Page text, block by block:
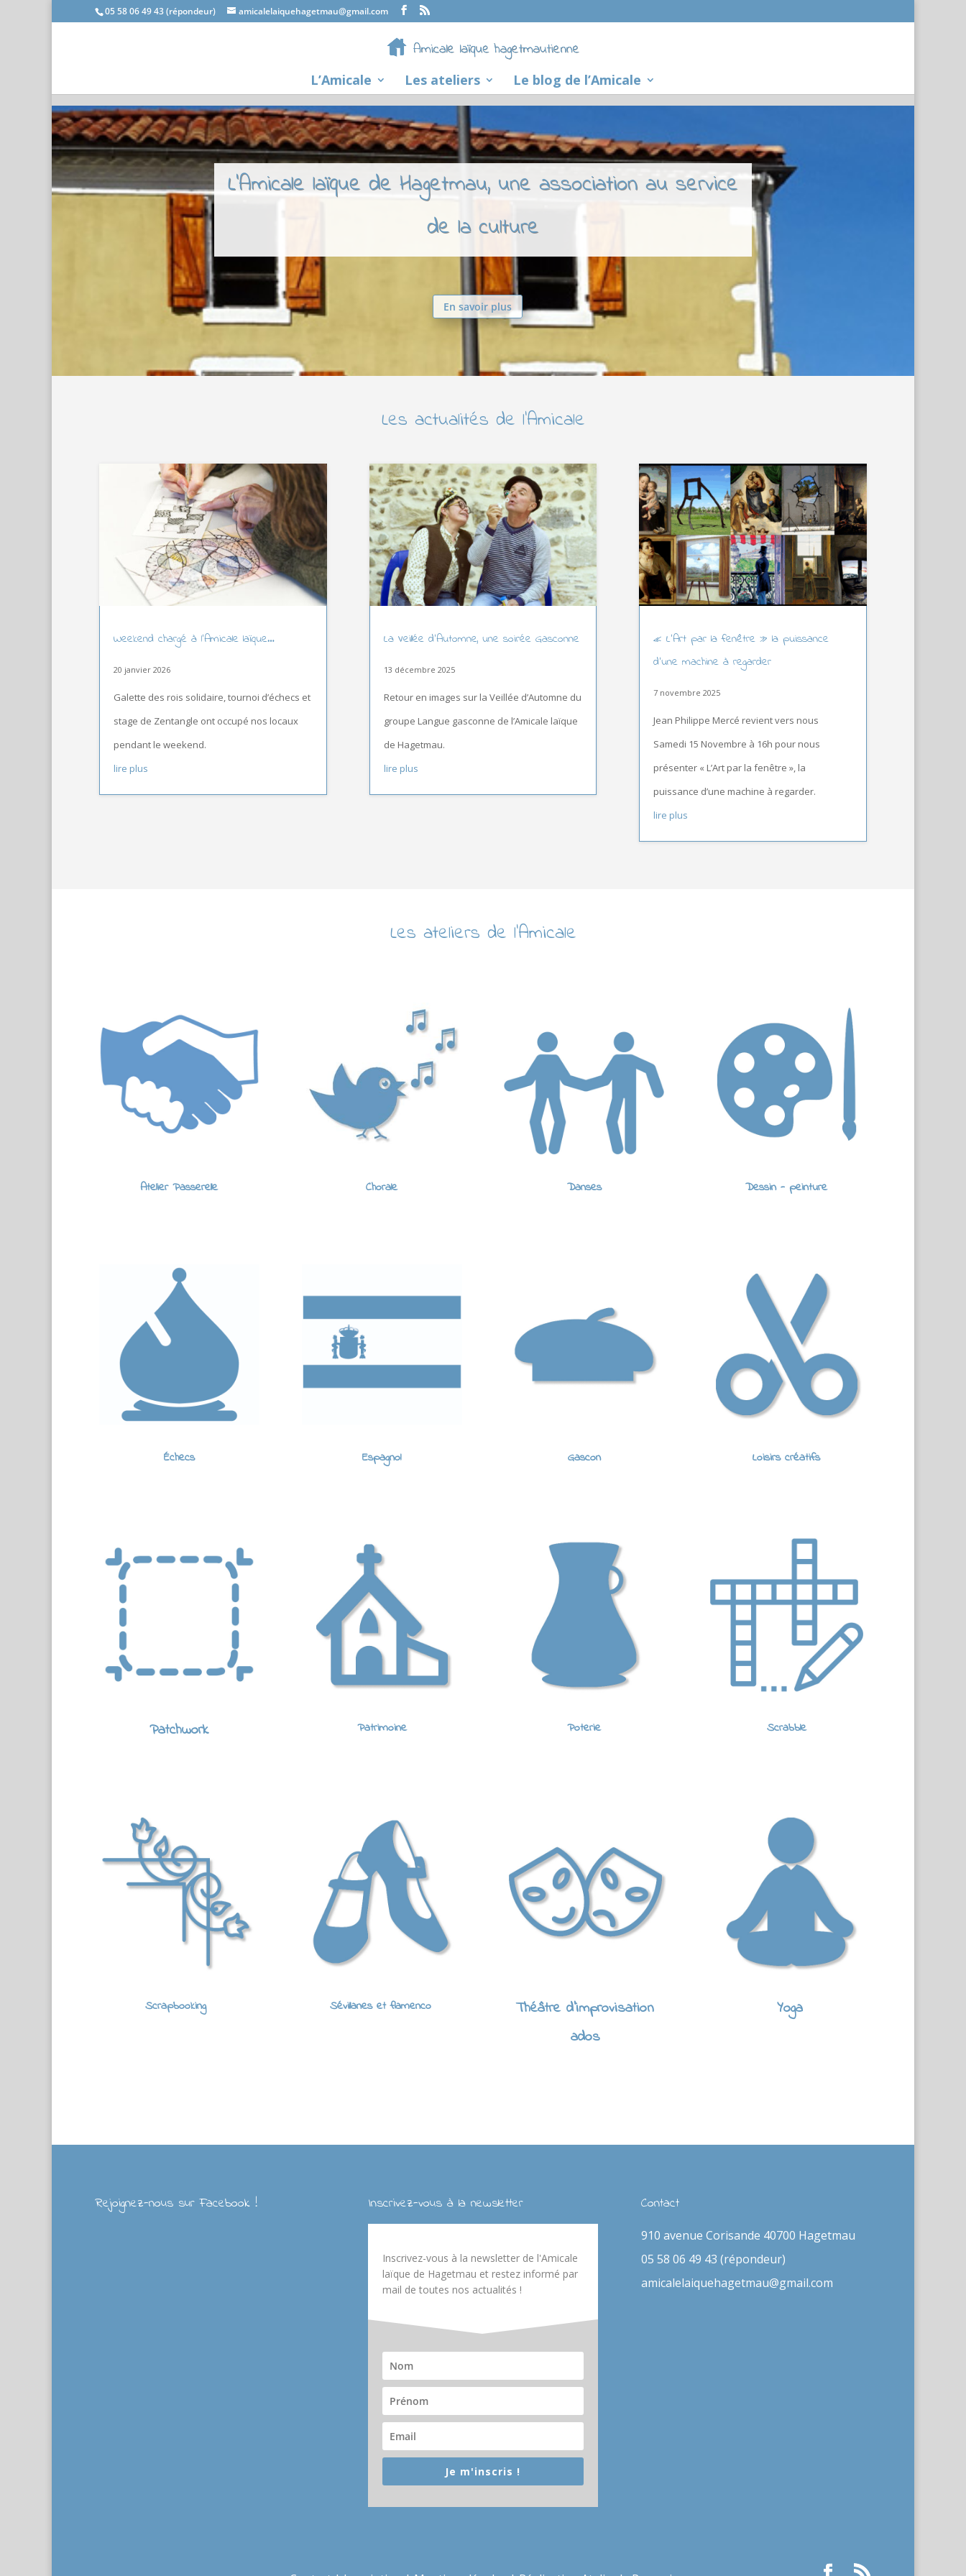
05 58 06 49 43 (répondeur) amicalelaiquehagetmau@gmail.com
L’Amicale Les ateliers Le blog de l’Amicale
L'Amicale laïque de Hagetmau, une association au service
de la culture
En savoir plus
Les actualités de l’Amicale
Weekend chargé à l’Amicale laïque…
20 janvier 2026
Galette des rois solidaire, tournoi d’échecs et
stage de Zentangle ont occupé nos locaux
pendant le weekend.
lire plus
La Veillée d’Automne, une soirée Gasconne
13 décembre 2025
Retour en images sur la Veillée d’Automne du
groupe Langue gasconne de l’Amicale laïque
de Hagetmau.
lire plus
« L’Art par la fenêtre » la puissance
d’une machine à regarder
7 novembre 2025
Jean Philippe Mercé revient vers nous
Samedi 15 Novembre à 16h pour nous
présenter « L’Art par la fenêtre », la
puissance d’une machine à regarder.
lire plus
Les ateliers de l’Amicale
Atelier Passerelle Chorale Danses Dessin - peinture
Échecs Espagnol Gascon Loisirs créatifs
Patchwork Patrimoine Poterie Scrabble
Scrapbooking Sévillanes et flamenco
Théâtre d'improvisation
ados
Yoga
Rejoignez-nous sur Facebook ! Inscrivez-vous à la newsletter
Inscrivez-vous à la newsletter de l'Amicale
laïque de Hagetmau et restez informé par
mail de toutes nos actualités !
Je m'inscris !
Contact
910 avenue Corisande 40700 Hagetmau
05 58 06 49 43 (répondeur)
amicalelaiquehagetmau@gmail.com